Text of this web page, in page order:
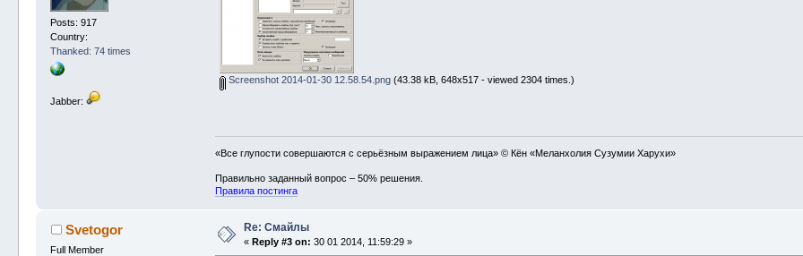
Posts: 917
Country:
Thanked: 74 times
Jabber:
Screenshot 2014-01-30 12.58.54.png (43.38 kB, 648x517 - viewed 2304 times.)
«Все глупости совершаются с серьёзным выражением лица» © Кён «Меланхолия Сузумии Харухи»
Правильно заданный вопрос – 50% решения.
Правила постинга
Svetogor
Full Member
Re: Смайлы
«Reply #3 on: 30 01 2014, 11:59:29 »